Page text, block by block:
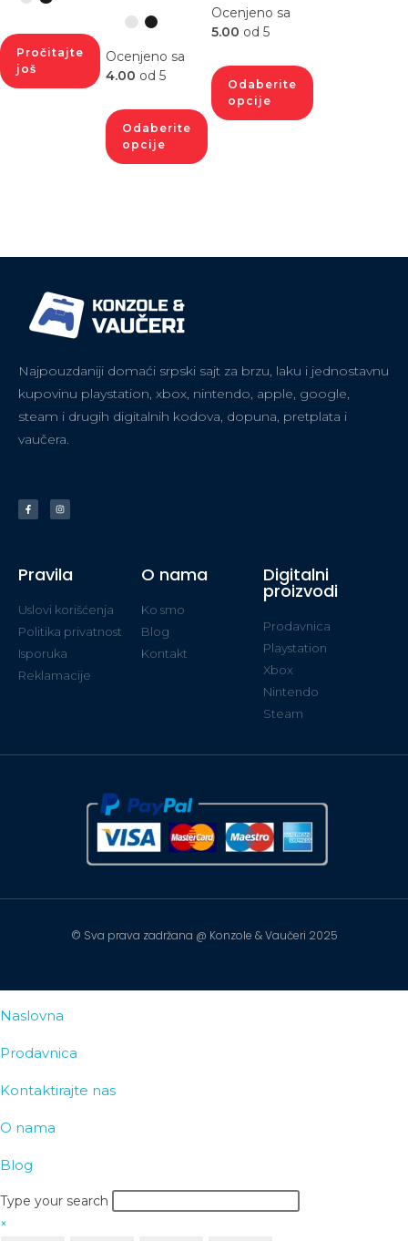
Pročitajte
još
Ocenjeno sa
4.00 od 5
Odaberite
opcije
Ocenjeno sa
5.00 od 5
Odaberite
opcije
Najpouzdaniji domaći srpski sajt za brzu, laku i jednostavnu
kupovinu playstation, xbox, nintendo, apple, google,
steam i drugih digitalnih kodova, dopuna, pretplata i
vaučera.
Pravila
Uslovi korišćenja
Politika privatnost
Isporuka
Reklamacije
O nama
Ko smo
Blog
Kontakt
Digitalni
proizvodi
Prodavnica
Playstation
Xbox
Nintendo
Steam
© Sva prava zadržana @ Konzole & Vaučeri 2025
Naslovna
Prodavnica
Kontaktirajte nas
O nama
Blog
Type your search
×